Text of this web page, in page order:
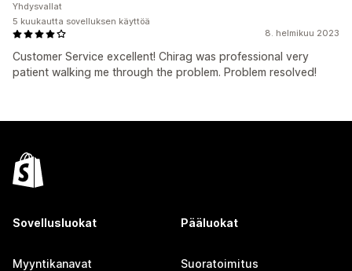
8. helmikuu 2023
Customer Service excellent! Chirag was professional very
patient walking me through the problem. Problem resolved!
Yhdysvallat
5 kuukautta sovelluksen käyttöä
Sovellusluokat
Myyntikanavat
Pääluokat
Suoratoimitus